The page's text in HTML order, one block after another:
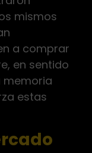
mismos
a comprar
en sentido
memoria
estas